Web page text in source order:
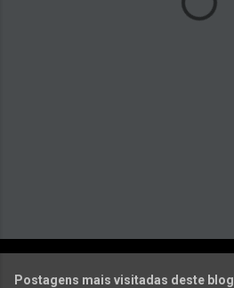
Postagens mais visitadas deste blog